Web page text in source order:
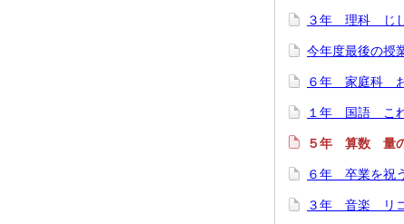
３年 理科 じし
今年度最後の授
６年 家庭科 お
１年 国語 これ
５年 算数 量
６年 卒業を祝
３年 音楽 リコ